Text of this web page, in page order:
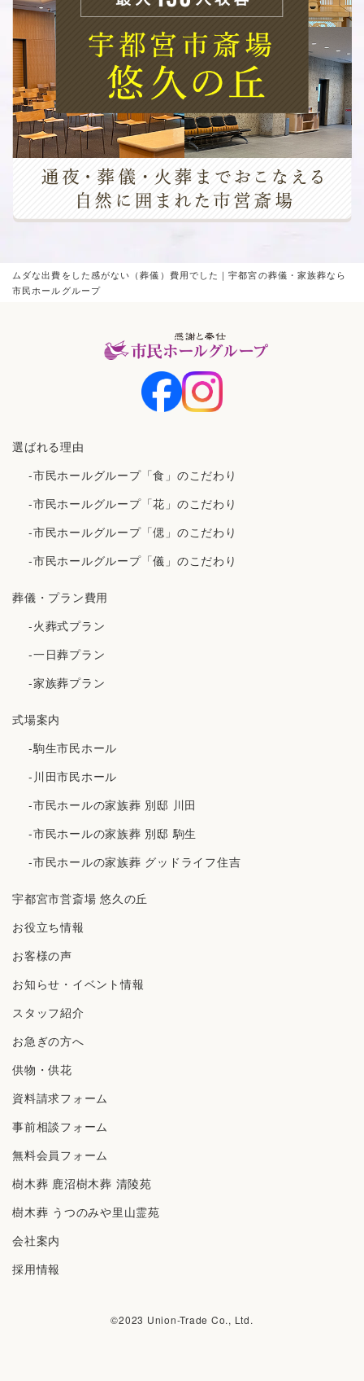
ムダな出費をした感がない（葬儀）費用でした｜宇都宮の葬儀・家族葬なら
市民ホールグループ
選ばれる理由
-市民ホールグループ「食」のこだわり
-市民ホールグループ「花」のこだわり
-市民ホールグループ「偲」のこだわり
-市民ホールグループ「儀」のこだわり
葬儀・プラン費用
-火葬式プラン
-一日葬プラン
-家族葬プラン
式場案内
-駒生市民ホール
-川田市民ホール
-市民ホールの家族葬 別邸 川田
-市民ホールの家族葬 別邸 駒生
-市民ホールの家族葬 グッドライフ住吉
宇都宮市営斎場 悠久の丘
お役立ち情報
お客様の声
お知らせ・イベント情報
スタッフ紹介
お急ぎの方へ
供物・供花
資料請求フォーム
事前相談フォーム
無料会員フォーム
樹⽊葬 ⿅沼樹⽊葬 清陵苑
樹⽊葬 うつのみや⾥⼭霊苑
会社案内
採⽤情報
©︎2023 Union-Trade Co., Ltd.